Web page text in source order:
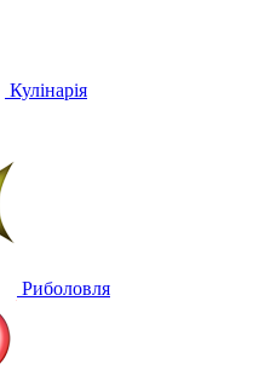
Кулінарія
Риболовля